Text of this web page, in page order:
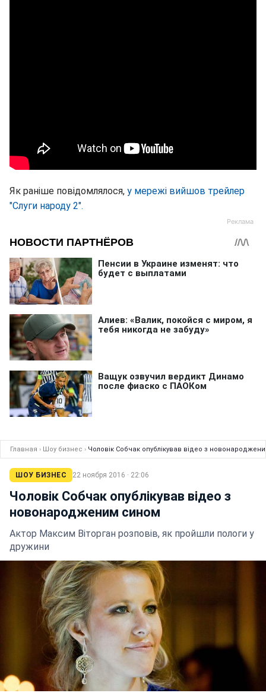
Як раніше повідомлялося, у мережі вийшов трейлер
"Слуги народу 2".
Главная › Шоу бизнес › Чоловік Собчак опублікував відео з
ШОУ БИЗНЕС 22 ноября 2016 · 22:06
Чоловік Собчак опублікував відео з
новонародженим сином
Актор Максим Віторган розповів, як пройшли пологи у
дружини